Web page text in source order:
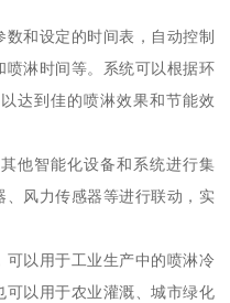
和设定的时间表，自动控制
淋时间等。系统可以根据环
达到佳的喷淋效果和节能效
他智能化设备和系统进行集
风力传感器等进行联动，实
以用于工业生产中的喷淋冷
以用于农业灌溉、城市绿化